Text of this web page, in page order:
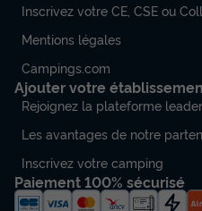
Inscrivez votre CE, CSE ou
Mentions légales
Campings.com
Ajouter votre
Rejoignez la plateforme
Les avantages de notre
Inscrivez votre camping
Paiement 100% sécurisé